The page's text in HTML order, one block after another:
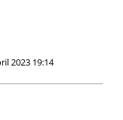
2023 19:14